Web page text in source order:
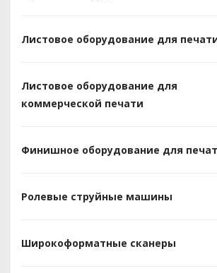
Листовое оборудование для
Листовое оборудование для
коммерческой печати
Финишное оборудование для
Ролевые струйные машины
Широкоформатные сканеры